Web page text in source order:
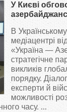
У Києві
В
медіацентрі
«Україна —
стратегічне
викликів
порядку.
експерти й
можливості
часу. ...